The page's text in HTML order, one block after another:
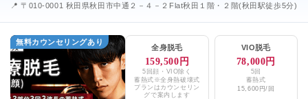
📍 〒010-0001 秋田県秋田市中通２－４－２Flat秋田１階・２階(秋田駅徒歩5分)
無料カウンセリングあり
全身脱毛
159,500円
5回顔・VIO除く
蓄熱式※全身熱破壊式
プランはカウンセリン
グで案内します
VIO脱毛
78,000円
5回
蓄熱式
15,600円/回